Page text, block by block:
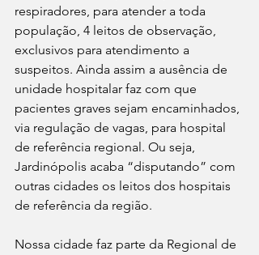
respiradores, para atender a toda
população, 4 leitos de observação,
exclusivos para atendimento a
suspeitos. Ainda assim a ausência de
unidade hospitalar faz com que
pacientes graves sejam encaminhados,
via regulação de vagas, para hospital
de referência regional. Ou seja,
Jardinópolis acaba “disputando” com
outras cidades os leitos dos hospitais
de referência da região.
Nossa cidade faz parte da Regional de